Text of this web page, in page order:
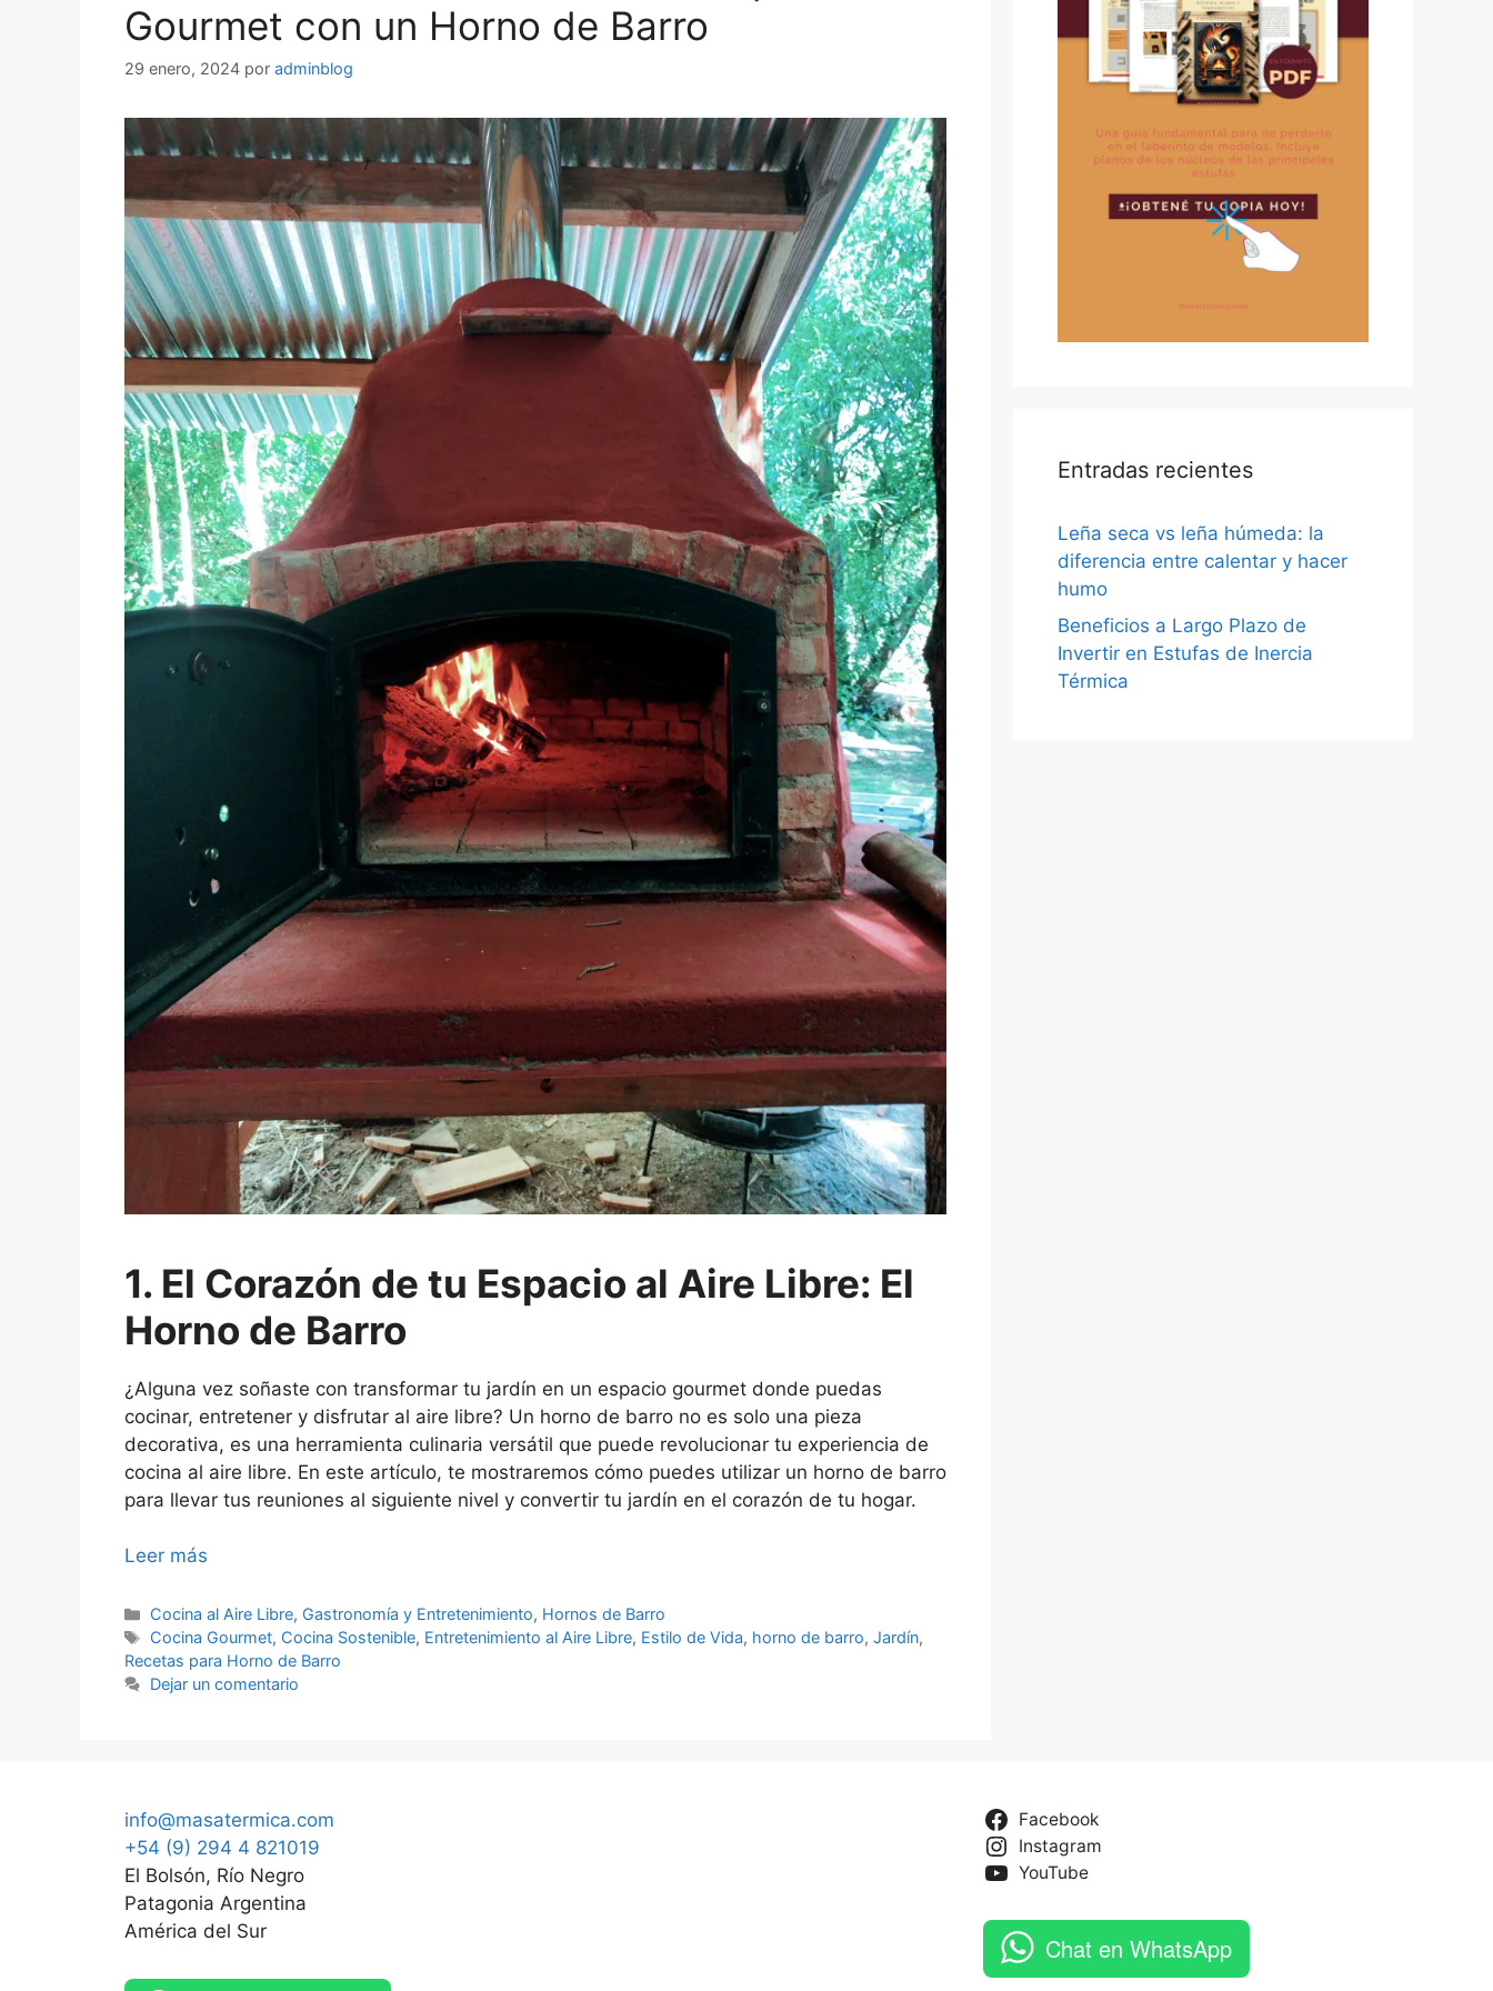
Gourmet con un Horno de Barro
29 enero, 2024 por adminblog
1. El Corazón de tu Espacio al Aire Libre: El
Horno de Barro
¿Alguna vez soñaste con transformar tu jardín en un espacio gourmet donde puedas
cocinar, entretener y disfrutar al aire libre? Un horno de barro no es solo una pieza
decorativa, es una herramienta culinaria versátil que puede revolucionar tu experiencia de
cocina al aire libre. En este artículo, te mostraremos cómo puedes utilizar un horno de barro
para llevar tus reuniones al siguiente nivel y convertir tu jardín en el corazón de tu hogar.
Leer más
Categorías
Cocina al Aire Libre, Gastronomía y Entretenimiento, Hornos de Barro
Etiquetas
Cocina Gourmet, Cocina Sostenible, Entretenimiento al Aire Libre, Estilo de Vida, horno de barro,Jardín,
Recetas para Horno de Barro
Dejar un comentario
Entradas recientes
Leña seca vs leña húmeda: la
diferencia entre calentar y hacer
humo
Beneficios a Largo Plazo de
Invertir en Estufas de Inercia
Térmica
info@masatermica.com
+54 (9) 294 4 821019
El Bolsón, Río Negro
Patagonia Argentina
América del Sur
Facebook
Instagram
YouTube
Chat en WhatsApp